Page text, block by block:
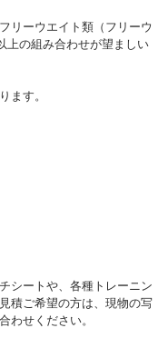
リーウエイト類（フリーウ
上の組み合わせが望ましい
ます。
シートや、各種トレーニン
積ご希望の方は、現物の写
わせください。